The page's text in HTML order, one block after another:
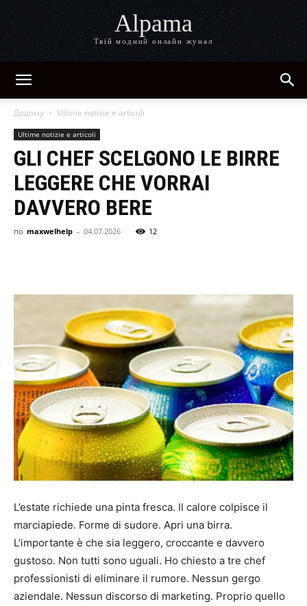
Alpama
Твій модний онлайн жунал
Додому Ultime notizie e articoli
Ultime notizie e articoli
GLI CHEF SCELGONO LE BIRRE
LEGGERE CHE VORRAI
DAVVERO BERE
по maxwelhelp - 04.07.2026 12
L’estate richiede una pinta fresca. Il calore colpisce il
marciapiede. Forme di sudore. Apri una birra.
L’importante è che sia leggero, croccante e davvero
gustoso. Non tutti sono uguali. Ho chiesto a tre chef
professionisti di eliminare il rumore. Nessun gergo
aziendale. Nessun discorso di marketing. Proprio quello